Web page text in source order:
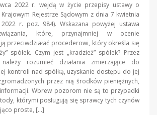
2022 r. wejdą w życie przepisy ustawy o
Rejestrze Sądowym z dnia 7 kwietnia
r. poz. 984). Wskazana powyżej ustawa
które, przynajmniej w ocenie
przeciwdziałać procederowi, który określa się
spółek. Czym jest „kradzież” spółek? Przez
rozumieć działania zmierzające do
kontroli nad spółką, uzyskanie dostępu do jej
przez nią środków pieniężnych,
Wbrew pozorom nie są to przypadki
którymi posługują się sprawcy tych czynów
proste, […]